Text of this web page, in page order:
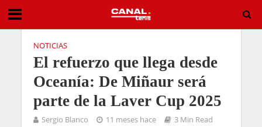
NOTICIAS
El refuerzo que llega desde
Oceanía: De Miñaur será
parte de la Laver Cup 2025
Sergio Blanco 11 meses hace 3 Min Read